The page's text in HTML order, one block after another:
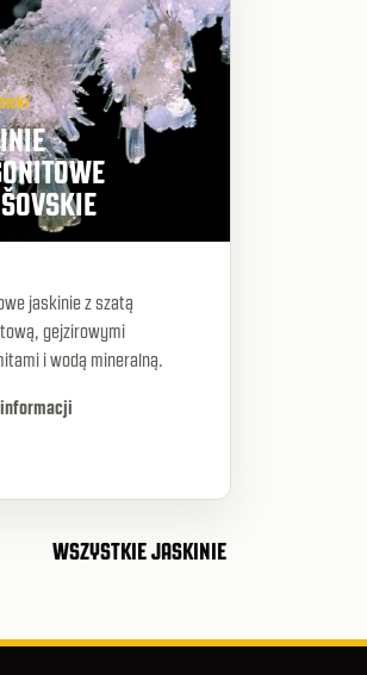
jaskinie z szatą
gejzirowymi
i wodą mineralną.
WSZYSTKIE JASKINIE